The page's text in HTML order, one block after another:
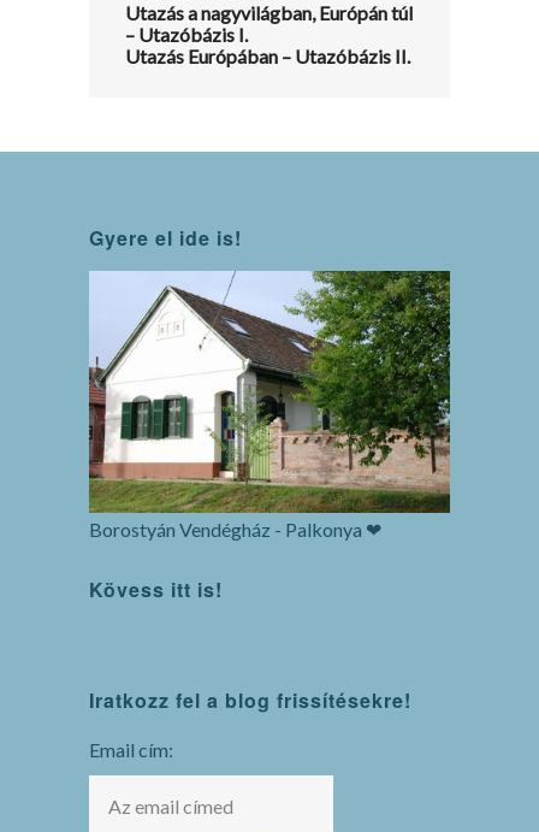
Utazás a nagyvilágban, Európán túl
– Utazóbázis I.
Utazás Európában – Utazóbázis II.
Gyere el ide is!
Borostyán Vendégház - Palkonya ❤
Kövess itt is!
Iratkozz fel a blog frissítésekre!
Email cím: